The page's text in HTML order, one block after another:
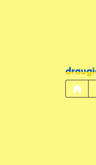
Pāriet
uz
saturu